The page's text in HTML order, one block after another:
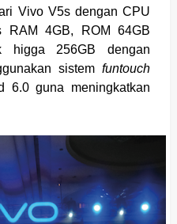
Vivo V5s dengan CPU
RAM 4GB, ROM 64GB
higga 256GB dengan
sistemfuntouch
6.0 guna meningkatkan